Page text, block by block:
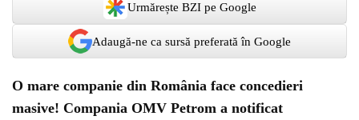
Urmărește BZI pe Google
Adaugă-ne ca sursă preferată în Google
O mare companie din România face concedieri
masive! Compania OMV Petrom a notificat